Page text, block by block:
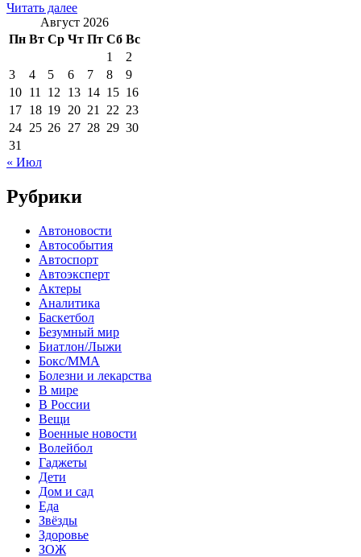
Читать далее
Август 2026
Пн Вт Ср Чт Пт Сб Вс
1
2
3
4 5 6 7 8
9
10 11 12 13 14 15 16
17 18 19 20 21 22 23
24 25 26 27 28 29 30
31
« Июл
Рубрики
Автоновости
Автособытия
Автоспорт
Автоэксперт
Актеры
Аналитика
Баскетбол
Безумный мир
Биатлон/Лыжи
Бокс/MMA
Болезни и лекарства
В мире
В России
Вещи
Военные новости
Волейбол
Гаджеты
Дети
Дом и сад
Еда
Звёзды
Здоровье
ЗОЖ